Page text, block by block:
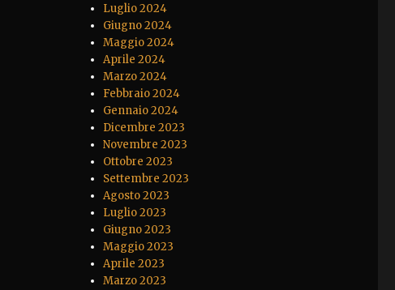
Luglio 2024
Giugno 2024
Maggio 2024
Aprile 2024
Marzo 2024
Febbraio 2024
Gennaio 2024
Dicembre 2023
Novembre 2023
Ottobre 2023
Settembre 2023
Agosto 2023
Luglio 2023
Giugno 2023
Maggio 2023
Aprile 2023
Marzo 2023